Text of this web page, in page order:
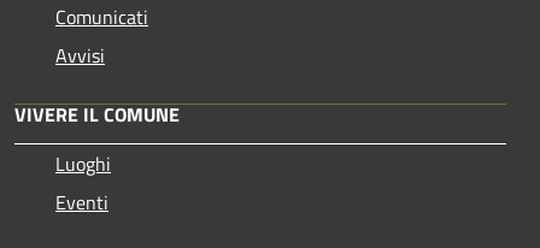
Comunicati
Avvisi
VIVERE IL COMUNE
Luoghi
Eventi